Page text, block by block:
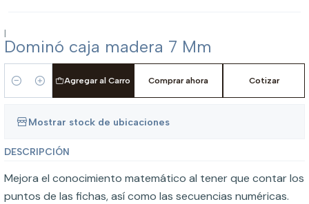
|
Dominó caja madera 7 Mm
Cantidad
Agregar al Carro Comprar ahora Cotizar
Mostrar stock de ubicaciones
DESCRIPCIÓN
Mejora el conocimiento matemático al tener que contar los
puntos de las fichas, así como las secuencias numéricas.